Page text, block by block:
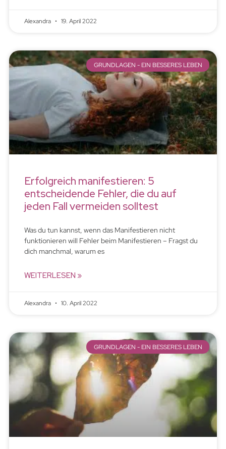
Alexandra 19. April 2022
GRUNDLAGEN - EIN BESSERES LEBEN
Erfolgreich manifestieren: 5
entscheidende Fehler, die du auf
jeden Fall vermeiden solltest
Was du tun kannst, wenn das Manifestieren nicht
funktionieren will Fehler beim Manifestieren – Fragst du
dich manchmal, warum es
WEITERLESEN »
Alexandra 10. April 2022
GRUNDLAGEN - EIN BESSERES LEBEN